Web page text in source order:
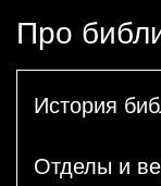
Про
История
Отделы и